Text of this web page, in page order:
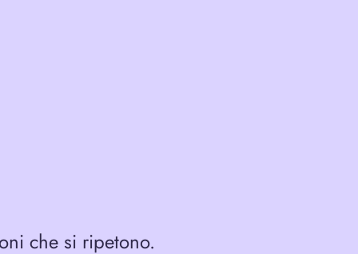
che si ripetono.